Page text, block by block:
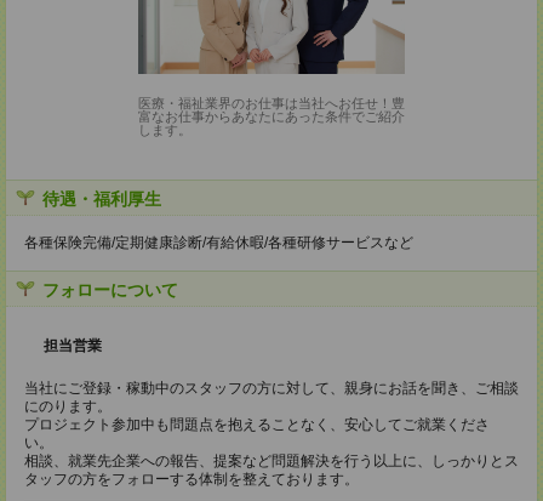
医療・福祉業界のお仕事は当社へお任せ！豊
富なお仕事からあなたにあった条件でご紹介
します。
待遇・福利厚生
各種保険完備/定期健康診断/有給休暇/各種研修サービスなど
フォローについて
担当営業
当社にご登録・稼動中のスタッフの方に対して、親身にお話を聞き、ご相談
にのります。
プロジェクト参加中も問題点を抱えることなく、安心してご就業くださ
い。
相談、就業先企業への報告、提案など問題解決を行う以上に、しっかりとス
タッフの方をフォローする体制を整えております。